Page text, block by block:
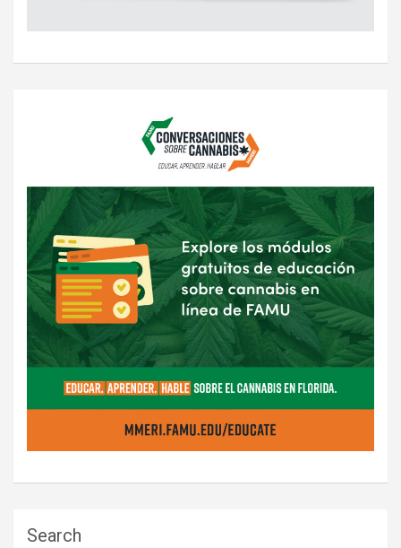
Search